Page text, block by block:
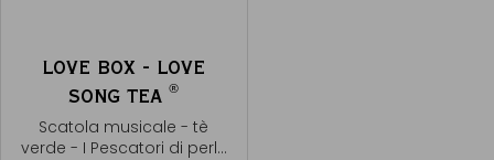
LOVE BOX - LOVE
SONG TEA®
Scatola musicale - tè
verde - I Pescatori di perle